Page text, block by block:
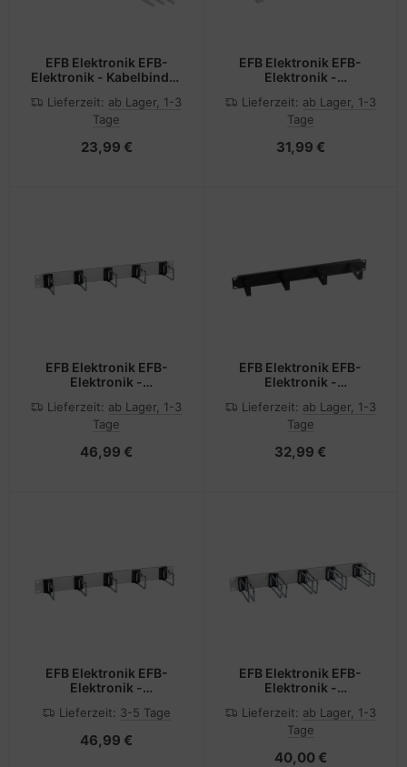
EFB Elektronik EFB-
Elektronik - Kabelbinder
(Packung mit 100)
Lieferzeit: ab Lager, 1-3
Tage
23,99 €
EFB Elektronik EFB-
Elektronik -
Schaltschrank -
Hellgrau, RAL 7035 -
Lieferzeit: ab Lager, 1-3
Tage
31,99 €
EFB Elektronik EFB-
Elektronik -
Schaltschrank -
Hellgrau, RAL 7035, RAL
48.3 cm (19")
Lieferzeit: ab Lager, 1-3
Tage
46,99 €
EFB Elektronik EFB-
Elektronik -
Schaltschrank - RAL
9005, Deep Black - 1U -
Lieferzeit: ab Lager, 1-3
Tage
32,99 €
EFB Elektronik EFB-
Elektronik -
Rack montierbar -
48.3 cm (19")
Lieferzeit: 3-5 Tage
46,99 €
EFB Elektronik EFB-
Elektronik -
Rack montierbar -
Hellgrau, RAL 7035 - 1U -
Lieferzeit: ab Lager, 1-3
Tage
40,00 €